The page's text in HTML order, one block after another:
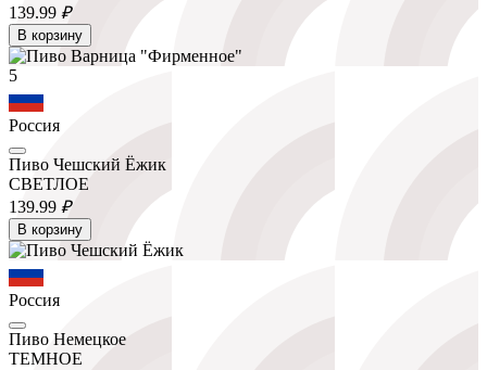
139.99 ₽
В корзину
5
Россия
Пиво Чешский Ёжик
СВЕТЛОЕ
139.99 ₽
В корзину
Россия
Пиво Немецкое
ТЕМНОЕ